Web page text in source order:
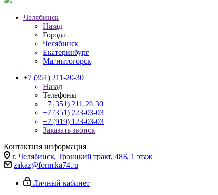
Челябинск
Назад
Города
Челябинск
Екатеринбург
Магнитогорск
+7 (351) 211-20-30
Назад
Телефоны
+7 (351) 211-20-30
+7 (351) 223-03-03
+7 (919) 123-03-03
Заказать звонок
Контактная информация
г. Челябинск, Троицкий тракт, 48Б, 1 этаж
zakaz@formika74.ru
Личный кабинет